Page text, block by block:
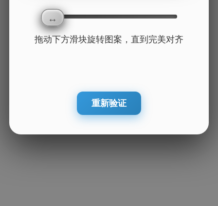
拖动下方滑块旋转图案，直到完美对齐
重新验证